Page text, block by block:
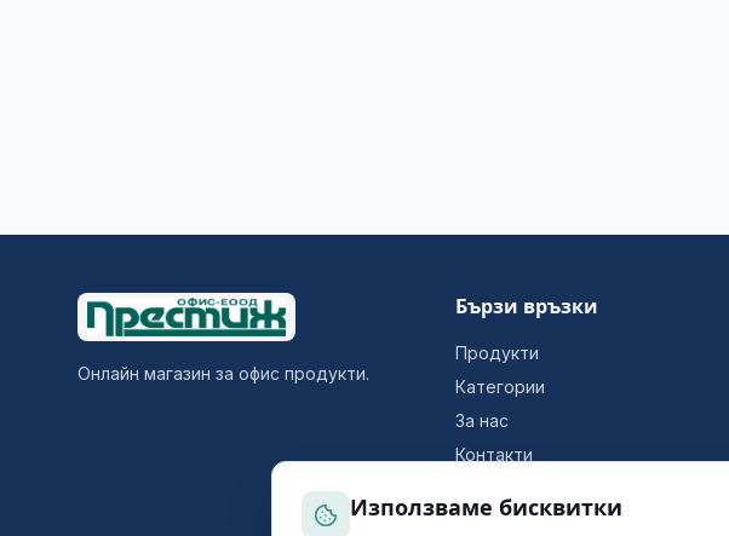
Онлайн магазин за офис продукти.
Бързи връзки
Продукти
Категории
За нас
Контакти
Използваме бисквитки